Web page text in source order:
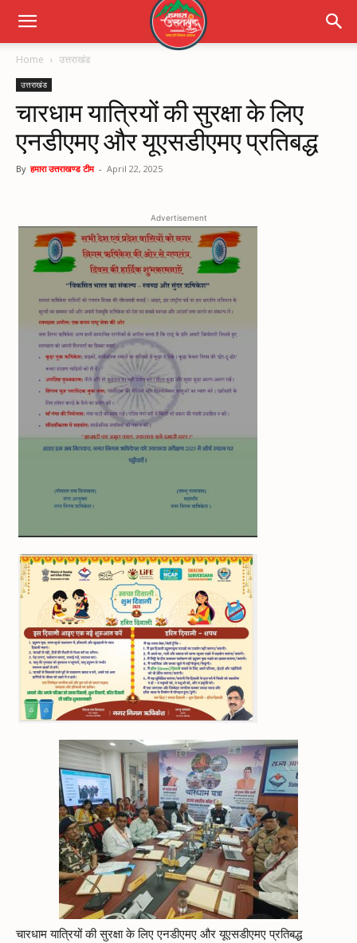
Home उत्तराखंड
उत्तराखंड
चारधाम यात्रियों की सुरक्षा के लिए
एनडीएमए और यूएसडीएमए प्रतिबद्ध
By हमारा उत्तराखण्ड टीम - April 22, 2025
Advertisement
चारधाम यात्रियों की सुरक्षा के लिए एनडीएमए और यूएसडीएमए प्रतिबद्ध